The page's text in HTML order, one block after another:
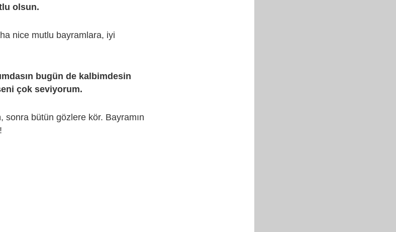
olsun.
nice mutlu bayramlara, iyi
bugün de kalbimdesin
çok seviyorum.
sonra bütün gözlere kör. Bayramın